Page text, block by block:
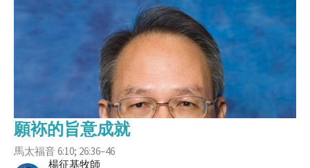
願袮的旨意成就
馬太福音 6:10; 26:36–46
楊征基牧師